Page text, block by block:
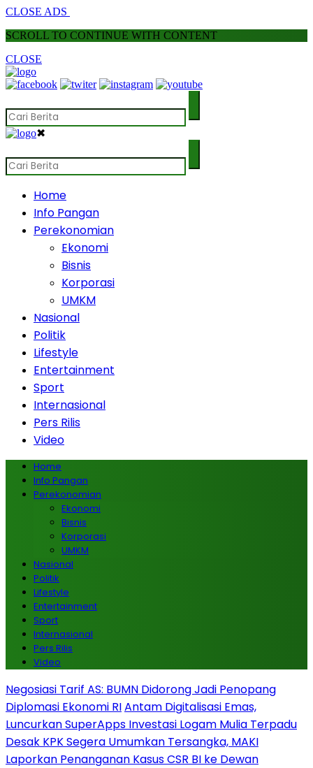
CLOSE ADS
SCROLL TO CONTINUE WITH CONTENT
CLOSE
✖
Home
Info Pangan
Perekonomian
Ekonomi
Bisnis
Korporasi
UMKM
Nasional
Politik
Lifestyle
Entertainment
Sport
Internasional
Pers Rilis
Video
Home
Info Pangan
Perekonomian
Ekonomi
Bisnis
Korporasi
UMKM
Nasional
Politik
Lifestyle
Entertainment
Sport
Internasional
Pers Rilis
Video
Negosiasi Tarif AS: BUMN Didorong Jadi Penopang
Diplomasi Ekonomi RIAntam Digitalisasi Emas,
Luncurkan SuperApps Investasi Logam Mulia Terpadu
Desak KPK Segera Umumkan Tersangka, MAKI
Laporkan Penanganan Kasus CSR BI ke Dewan